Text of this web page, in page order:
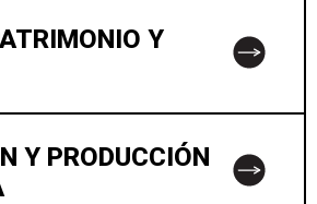
Y
Y PRODUCCIÓN